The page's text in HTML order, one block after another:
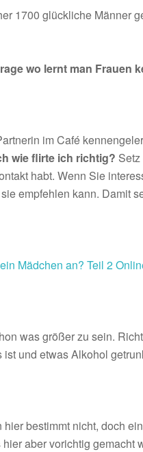
1700 glückliche Männer
wo lernt man Frauen
im Café
wie flirte ich richtig?
habt. Wenn Sie
empfehlen kann. Damit
Mädchen an? Teil 2
was größer zu sein.
und etwas Alkohol
bestimmt nicht, doch
aber vorichtig gemacht